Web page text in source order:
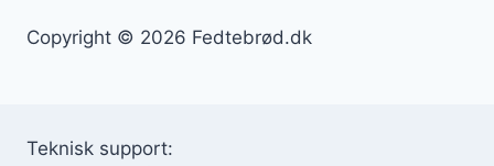
Copyright © 2026 Fedtebrød.dk
Teknisk support: